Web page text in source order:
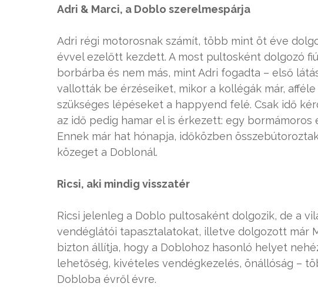
Adri & Marci, a Doblo szerelmespárja
Adri régi motorosnak számít, több mint öt éve
évvel ezelőtt kezdett. A most pultosként dolgozó
borbárba és nem más, mint Adri fogadta – első
vallották be érzéseiket, mikor a kollégák már,
szükséges lépéseket a happyend felé. Csak idő
az idő pedig hamar el is érkezett: egy
Ennek már hat hónapja, időközben
közeget a Doblonál.
Ricsi, aki mindig visszatér
Ricsi jelenleg a Doblo pultosaként dolgozik, de a
vendéglátói tapasztalatokat, illetve dolgozott már
bizton állítja, hogy a Doblohoz hasonló helyet
lehetőség, kivételes vendégkezelés, önállóság –
Dobloba évről évre.